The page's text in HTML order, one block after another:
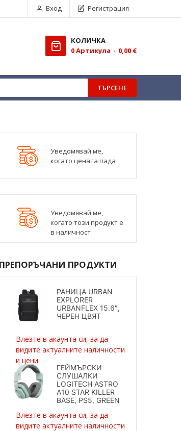
Вход Регистрация
КОЛИЧКА
0Aртикула 0,00 €
ТЪРСЕНЕ
Уведомявай ме,
когато цената пада
Уведомявай ме,
когато този продукт е
в наличност
ПРЕПОРЪЧАНИ ПРОДУКТИ
РАНИЦА URBAN
EXPLORER
URBANFLEX 15.6″,
ЧЕРЕН ЦВЯТ
Влезте в акаунта си, за да
видите актуалните наличности
и цени.
ГЕЙМЪРСКИ
СЛУШАЛКИ
LOGITECH ASTRO
A10 STAR KILLER
BASE, PS5, GREEN
Влезте в акаунта си, за да
видите актуалните наличности